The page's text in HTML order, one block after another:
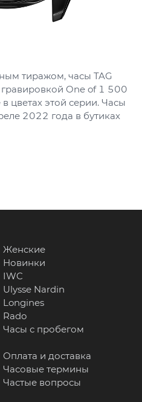
тиражом, часы TAG
гравировкой One of 1 500
цветах этой серии. Часы
2022 года в бутиках
Женские
Новинки
IWC
Ulysse Nardin
Longines
Rado
Часы с пробегом
Оплата и доставка
Часовые термины
Частые вопросы